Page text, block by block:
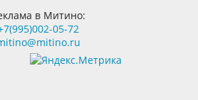
в Митино:
05-72